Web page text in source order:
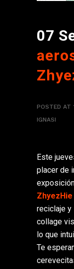
07
POSTED AT
IGNASI
Este
placer de
ZhyezHie
reciclaje y
collage
lo que
Te